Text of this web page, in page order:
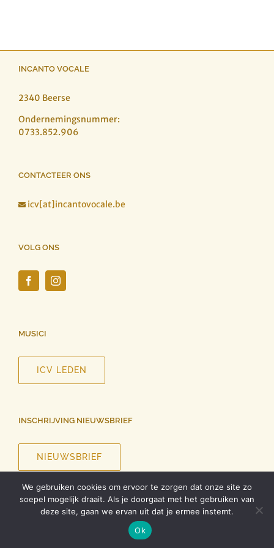
INCANTO VOCALE
2340 Beerse
Ondernemingsnummer:
0733.852.906
CONTACTEER ONS
 icv[at]incantovocale.be
VOLG ONS
MUSICI
ICV LEDEN
INSCHRIJVING NIEUWSBRIEF
NIEUWSBRIEF
2026 InCanto Vocale | Alle rechten voorbehouden |
| Ontwerp website
We gebruiken cookies om ervoor te zorgen dat onze site zo
soepel mogelijk draait. Als je doorgaat met het gebruiken van
deze site, gaan we ervan uit dat je ermee instemt.
Ok